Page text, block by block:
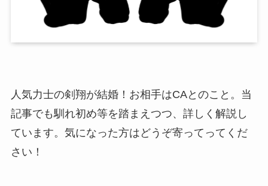
人気力士の剣翔が結婚！お相手はCAとのこと。当
記事でも馴れ初め等を踏まえつつ、詳しく解説し
ています。気になった方はどうぞ寄ってってくだ
さい！